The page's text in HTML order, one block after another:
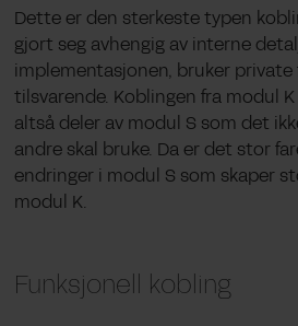
Dette er den sterkeste typen
gjort seg avhengig av interne
implementasjonen, bruker
tilsvarende. Koblingen fra modul
altså deler av modul S som det
andre skal bruke. Da er det stor
endringer i modul S som skaper
modul K.
Funksjonell kobling